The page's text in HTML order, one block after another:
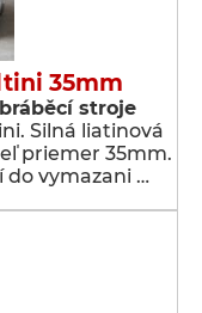
35mm
stroje
Silná liatinová
priemer 35mm.
do vymazani …